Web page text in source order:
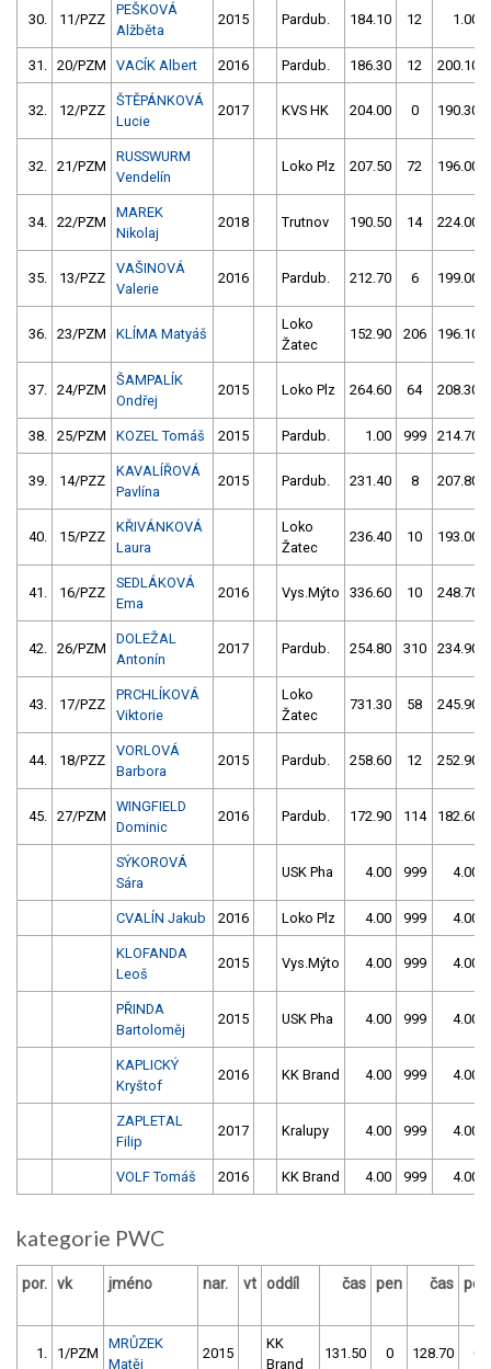
30. 11/PZZ
PEŠKOVÁ
Alžběta
2015 Pardub. 184.10 12 1.00
31. 20/PZM VACÍK Albert 2016 Pardub. 186.30 12 200.10
32. 12/PZZ
ŠTĚPÁNKOVÁ
Lucie
2017 KVS HK 204.00 0 190.30
32. 21/PZM
RUSSWURM
Vendelín
Loko Plz 207.50 72 196.00
34. 22/PZM
MAREK
Nikolaj
2018 Trutnov 190.50 14 224.00
35. 13/PZZ
VAŠINOVÁ
Valerie
2016 Pardub. 212.70 6 199.00
36. 23/PZM KLÍMA Matyáš
Loko
Žatec
152.90 206 196.10
37. 24/PZM
ŠAMPALÍK
Ondřej
2015 Loko Plz 264.60 64 208.30
38. 25/PZM KOZEL Tomáš 2015 Pardub. 1.00 999 214.70
39. 14/PZZ
KAVALÍŘOVÁ
Pavlína
2015 Pardub. 231.40 8 207.80
40. 15/PZZ
KŘIVÁNKOVÁ
Laura
Loko
Žatec
236.40 10 193.00
41. 16/PZZ
SEDLÁKOVÁ
Ema
2016 Vys.Mýto 336.60 10 248.70
42. 26/PZM
DOLEŽAL
Antonín
2017 Pardub. 254.80 310 234.90
43. 17/PZZ
PRCHLÍKOVÁ
Viktorie
Loko
Žatec
731.30 58 245.90
44. 18/PZZ
VORLOVÁ
Barbora
2015 Pardub. 258.60 12 252.90
45. 27/PZM
WINGFIELD
Dominic
2016 Pardub. 172.90 114 182.60
SÝKOROVÁ
Sára
USK Pha 4.00 999 4.00
CVALÍN Jakub 2016 Loko Plz 4.00 999 4.00
KLOFANDA
Leoš
2015 Vys.Mýto 4.00 999 4.00
PŘINDA
Bartoloměj
2015 USK Pha 4.00 999 4.00
KAPLICKÝ
Kryštof
2016 KK Brand 4.00 999 4.00
ZAPLETAL
Filip
2017 Kralupy 4.00 999 4.00
VOLF Tomáš 2016 KK Brand 4.00 999 4.00
kategorie PWC
por. vk jméno nar. vt oddíl čas pen čas pen
1. 1/PZM
MRŮZEK
Matěj
2015
KK
Brand
131.50 0 128.70 0